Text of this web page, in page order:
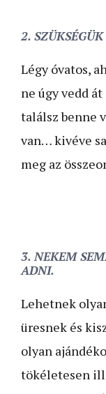
2.
Légy óvatos,
ne úgy vedd
találsz benne
van… kivéve
meg az
3. NEKEM
ADNI.
Lehetnek
üresnek és
olyan
tökéletesen